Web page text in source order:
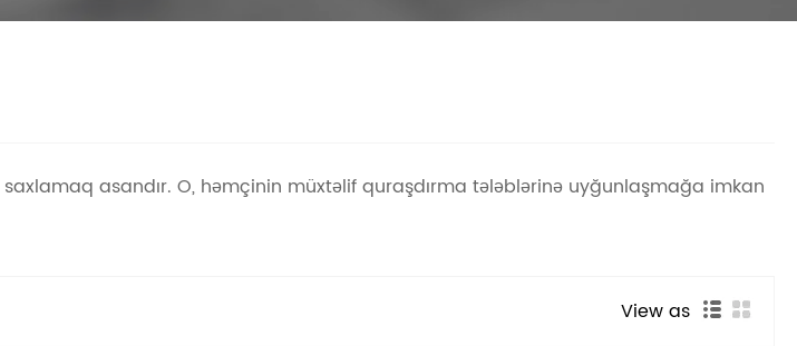
asandır. O, həmçinin müxtəlif quraşdırma tələblərinə uyğunlaşmağa imkan
View as